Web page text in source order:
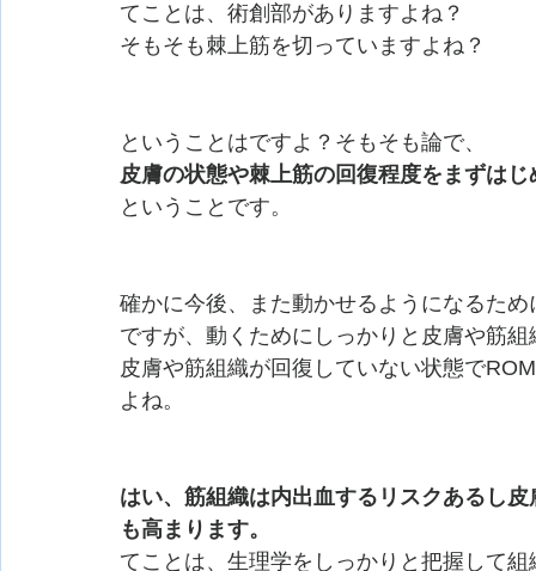
てことは、術創部がありますよね？
そもそも棘上筋を切っていますよね？
ということはですよ？そもそも論で、
皮膚の状態や棘上筋の回復程度をまずは
ということです。
確かに今後、また動かせるようになるた
ですが、動くためにしっかりと皮膚や筋
皮膚や筋組織が回復していない状態で
よね。
はい、筋組織は内出血するリスクあるし
も高まります。
てことは、生理学をしっかりと把握して